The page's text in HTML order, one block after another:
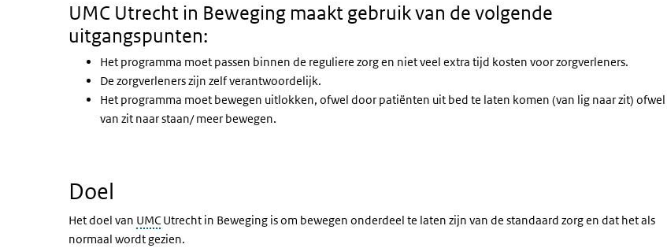
UMC Utrecht in Beweging maakt gebruik van de volgende
uitgangspunten:
Het programma moet passen binnen de reguliere zorg en niet veel extra tijd kosten voor zorgverleners.
De zorgverleners zijn zelf verantwoordelijk.
Het programma moet bewegen uitlokken, ofwel door patiënten uit bed te laten komen (van lig naar zit) ofwel
van zit naar staan/ meer bewegen.
Doel
Het doel van UMC Utrecht in Beweging is om bewegen onderdeel te laten zijn van de standaard zorg en dat het als
normaal wordt gezien.